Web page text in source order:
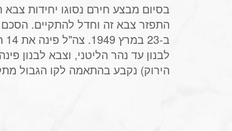
בסיום מבצע חירם נסוגו יחידות
התפזר צבא זה וחדל להתקיים.
לבנון עד נהר הליטני, וצבא לבנון
הירוק) נקבע בהתאמה לקו הגבול